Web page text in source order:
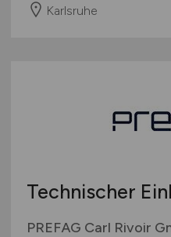
Karlsruhe
Technischer
PREFAG Carl Rivoir